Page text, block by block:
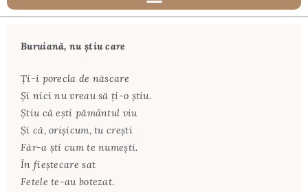
Buruiană, nu știu care
Ți-i porecla de născare
Și nici nu vreau să ți-o știu.
Știu că ești pământul viu
Și că, orișicum, tu crești
Făr-a ști cum te numești.
În fieștecare sat
Fetele te-au botezat.